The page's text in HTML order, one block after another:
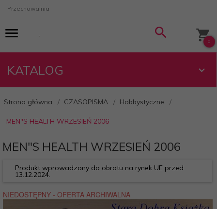
Przechowalnia
0
KATALOG
Strona główna CZASOPISMA Hobbystyczne
MEN"S HEALTH WRZESIEŃ 2006
MEN"S HEALTH WRZESIEŃ 2006
Produkt wprowadzony do obrotu na rynek UE przed
13.12.2024.